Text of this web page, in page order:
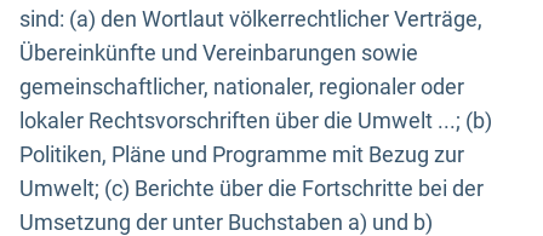
sind: (a) den Wortlaut völkerrechtlicher Verträge,
Übereinkünfte und Vereinbarungen sowie
gemeinschaftlicher, nationaler, regionaler oder
lokaler Rechtsvorschriften über die Umwelt ...; (b)
Politiken, Pläne und Programme mit Bezug zur
Umwelt; (c) Berichte über die Fortschritte bei der
Umsetzung der unter Buchstaben a) und b)